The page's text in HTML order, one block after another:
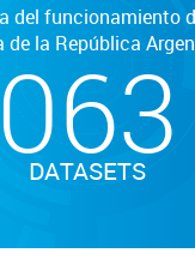
del funcionamiento
de la República
063
DATASETS